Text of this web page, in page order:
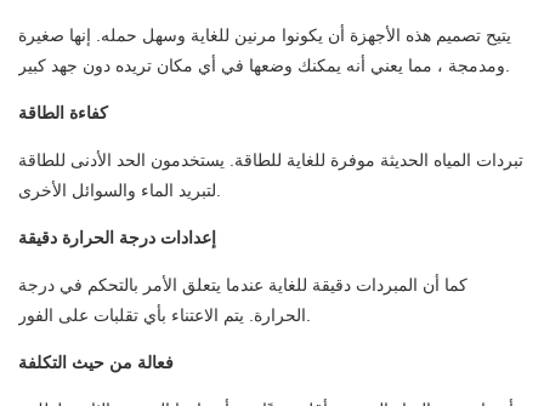
يتيح تصميم هذه الأجهزة أن يكونوا مرنين للغاية وسهل حمله. إنها صغيرة
ومدمجة ، مما يعني أنه يمكنك وضعها في أي مكان تريده دون جهد كبير.
كفاءة الطاقة
تبردات المياه الحديثة موفرة للغاية للطاقة. يستخدمون الحد الأدنى للطاقة
لتبريد الماء والسوائل الأخرى.
إعدادات درجة الحرارة دقيقة
كما أن المبردات دقيقة للغاية عندما يتعلق الأمر بالتحكم في درجة
الحرارة. يتم الاعتناء بأي تقلبات على الفور.
فعالة من حيث التكلفة